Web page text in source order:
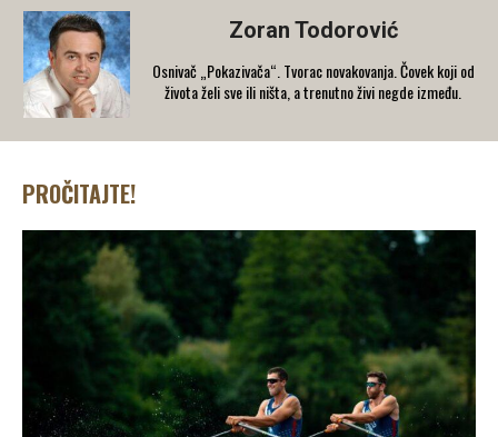
Zoran Todorović
Osnivač „Pokazivača“. Tvorac novakovanja. Čovek koji od
života želi sve ili ništa, a trenutno živi negde između.
PROČITAJTE!